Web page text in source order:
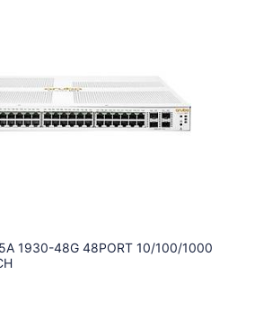
1930-48G 48PORT 10/100/1000